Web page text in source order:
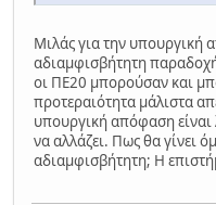
Μιλάς για την υπουργική
αδιαμφισβήτητη
οι ΠΕ20 μπορούσαν και
προτεραιότητα μάλιστα
υπουργική απόφαση είναι
να αλλάζει. Πως θα γίνει
αδιαμφισβήτητη; Η